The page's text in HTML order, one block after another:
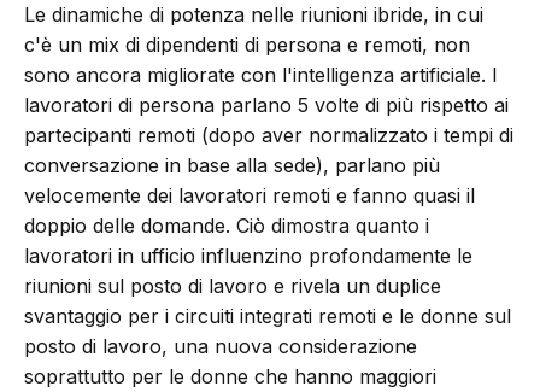
Le dinamiche di potenza nelle riunioni ibride, in cui
c'è un mix di dipendenti di persona e remoti, non
sono ancora migliorate con l'intelligenza artificiale. I
lavoratori di persona parlano 5 volte di più rispetto ai
partecipanti remoti (dopo aver normalizzato i tempi di
conversazione in base alla sede), parlano più
velocemente dei lavoratori remoti e fanno quasi il
doppio delle domande. Ciò dimostra quanto i
lavoratori in ufficio influenzino profondamente le
riunioni sul posto di lavoro e rivela un duplice
svantaggio per i circuiti integrati remoti e le donne sul
posto di lavoro, una nuova considerazione
soprattutto per le donne che hanno maggiori